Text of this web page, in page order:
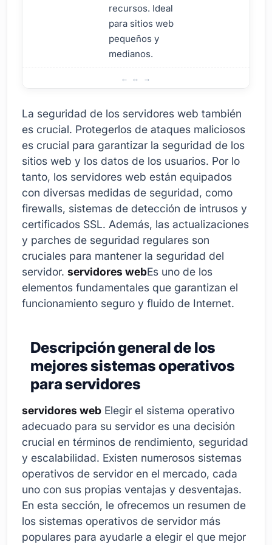
recursos. Ideal
para sitios web
pequeños y
medianos.
La seguridad de los servidores web también
es crucial. Protegerlos de ataques maliciosos
es crucial para garantizar la seguridad de los
sitios web y los datos de los usuarios. Por lo
tanto, los servidores web están equipados
con diversas medidas de seguridad, como
firewalls, sistemas de detección de intrusos y
certificados SSL. Además, las actualizaciones
y parches de seguridad regulares son
cruciales para mantener la seguridad del
servidor. servidores webEs uno de los
elementos fundamentales que garantizan el
funcionamiento seguro y fluido de Internet.
Descripción general de los
mejores sistemas operativos
para servidores
servidores web Elegir el sistema operativo
adecuado para su servidor es una decisión
crucial en términos de rendimiento, seguridad
y escalabilidad. Existen numerosos sistemas
operativos de servidor en el mercado, cada
uno con sus propias ventajas y desventajas.
En esta sección, le ofrecemos un resumen de
los sistemas operativos de servidor más
populares para ayudarle a elegir el que mejor